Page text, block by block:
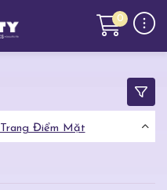
0
Trang Điểm Mặt